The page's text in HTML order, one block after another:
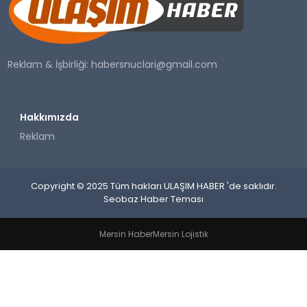
SAĞLIK
YAŞAM
Reklam & İşbirliği:habersnuclari@gmail.com
Hakkımızda
Reklam
Copyright © 2025 Tüm hakları ULAŞIM HABER 'de saklıdır.
Seobaz Haber Teması
Mersin HaberMersin Lojistik